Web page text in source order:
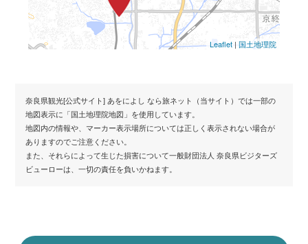
Leaflet |国土地理院
奈良県観光[公式サイト] あをによし なら旅ネット（当サイト）では一部の
地図表示に「国土地理院地図」を使用しています。
地図内の情報や、マーカー表示場所については正しく表示されない場合が
ありますのでご注意ください。
また、それらによって生じた損害について一般財団法人 奈良県ビジターズ
ビューローは、一切の責任を負いかねます。